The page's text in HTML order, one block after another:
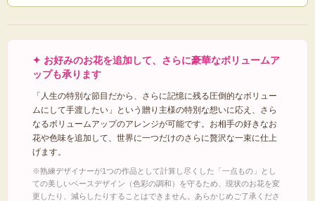
された気品を添えるブルーラベンダーのチューリップ。そこにイエローのスイー
プロポーズ、結婚式の両親贈呈、大切な方の退職祝いや栄転など、人生の輝かし
くれます。
ラッピングを含め全長約65cm（花房部分だけで約45cm）という大迫力のボリュ
ーム感が、手渡す瞬間の誇らしさと、忘れられない感動のシーンを贅沢に演出し
ます。
■ この花束が、特別な「一生の記念」になる理由
✦ お好みのお花を追加して、さらに豪華なボリュームア
ップも承ります
「人生の特別な節目だから、さらに記憶に残る圧倒的なボリュー
ムにして手渡したい」という贈り主様の特別な想いに応え、さら
なるボリュームアップのアレンジが可能です。お相手の好きなお
花や色味を追加して、世界に一つだけのさらに贅沢な一束に仕上
げます。
※熟練デザイナーが1つの作品として計算し尽くした「一点もの」とし
ての美しいベースデザイン（色彩の調和）を守るため、現状のお花を変
更したり、減らしたりすることはできません。あらかじめご了承くださ